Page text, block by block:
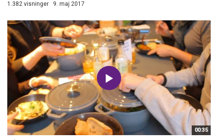
1.382 visninger 9. maj 2017
00:35